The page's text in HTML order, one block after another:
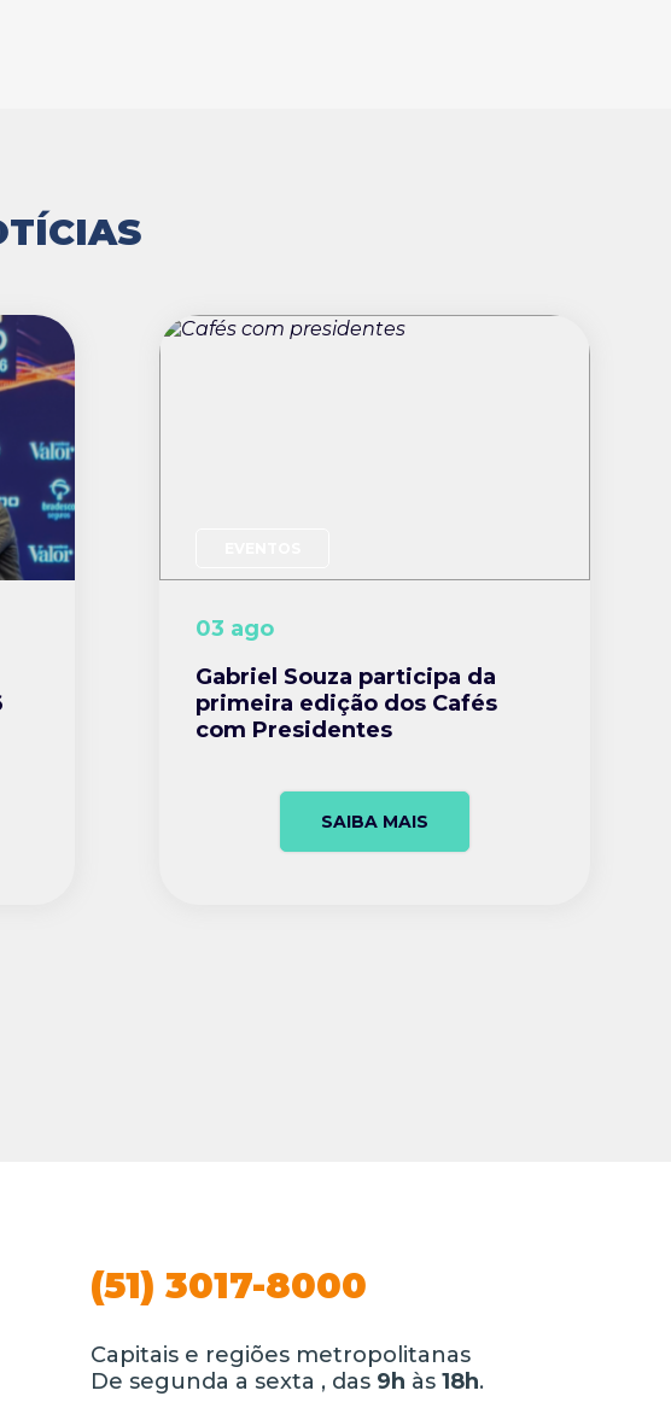
03 ago
Gabriel Souza participa da
primeira edição dos Cafés
com Presidentes
SAIBA MAIS
(51) 3017-8000
Capitais e regiões metropolitanas
De segunda a sexta , das 9h às 18h.